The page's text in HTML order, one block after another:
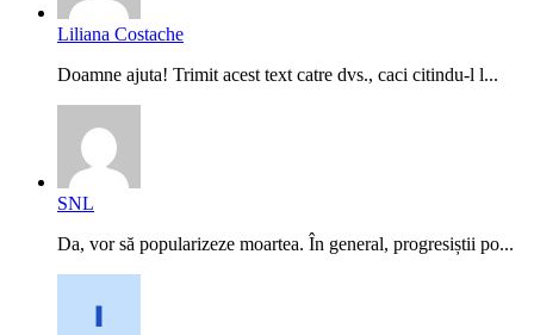
Liliana Costache
Doamne ajuta! Trimit acest text catre dvs., caci citindu-l l...
SNL
Da, vor să popularizeze moartea. În general, progresiștii po...